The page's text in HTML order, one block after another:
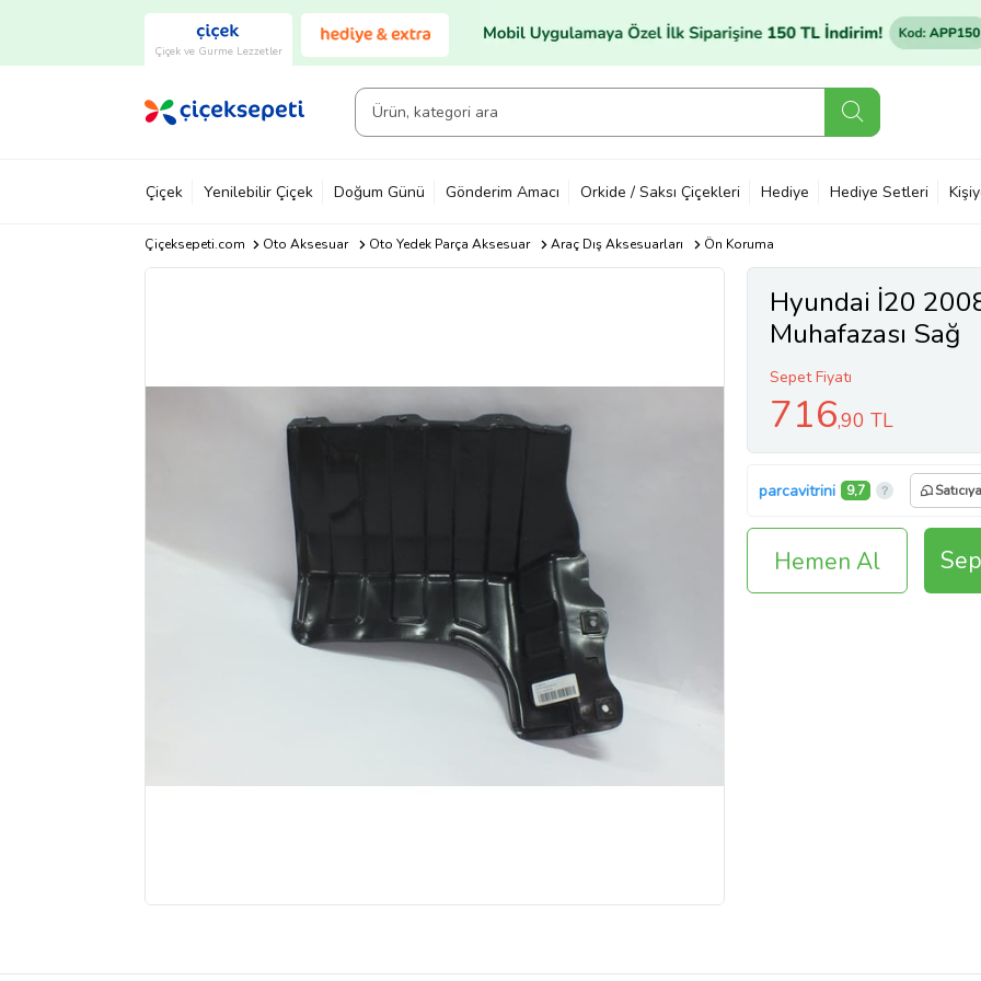
Çiçek ve Gurme Lezzetler
Çiçek Yenilebilir Çiçek Doğum Günü Gönderim Amacı Orkide / Saksı Çiçekleri Hediye Hediye Setleri
Çiçeksepeti.com Oto Aksesuar Oto Yedek Parça Aksesuar Araç Dış Aksesuarları Ön Koruma
Hyundai İ20
Muhafazası Sağ
Sepet Fiyatı
716,90 TL
parcavitrini 9,7
Hemen Al